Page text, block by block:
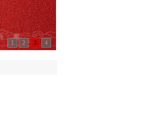
1 2 3 4